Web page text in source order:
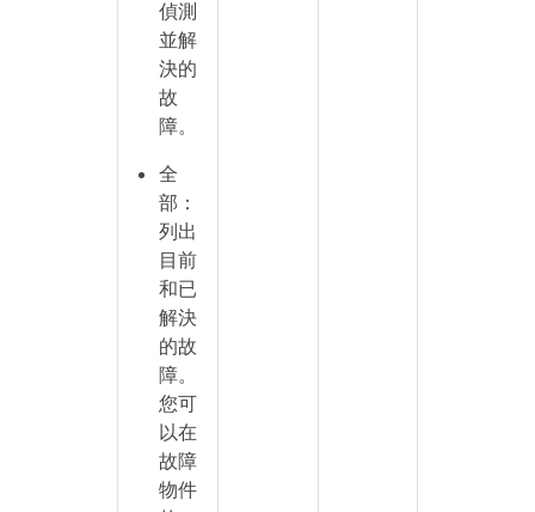
偵測
並解
決的
故
障。
全
部：
列出
目前
和已
解決
的故
障。
您可
以在
故障
物件